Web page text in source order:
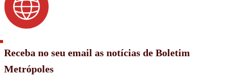
Receba no seu email as notícias de Boletim
Metrópoles